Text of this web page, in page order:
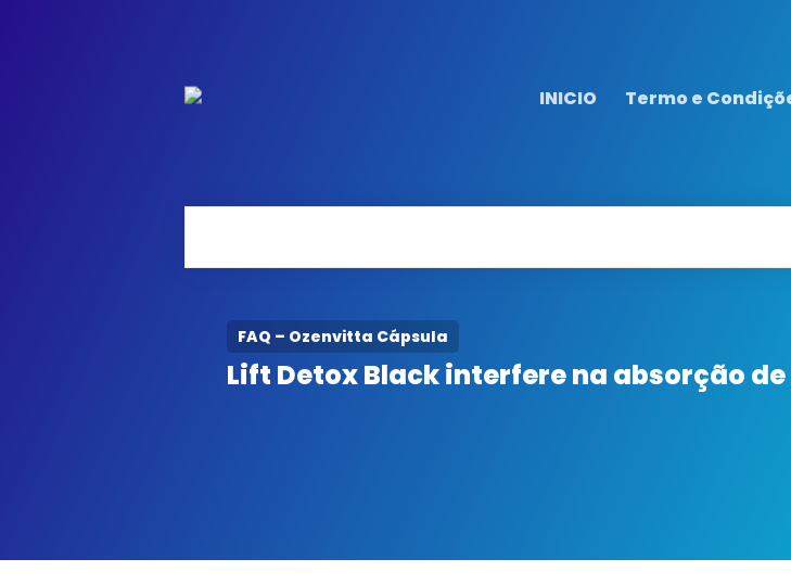
INICIO Termo e
FAQ – Ozenvitta Cápsula
Lift Detox Black interfere na absorção